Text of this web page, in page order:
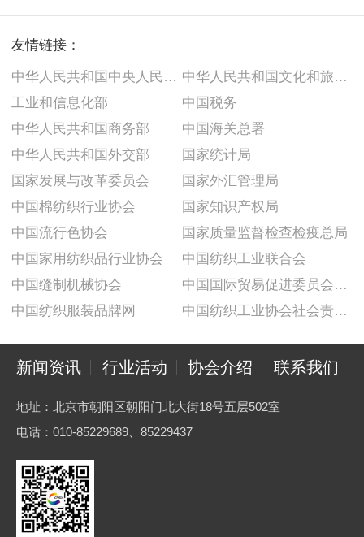
友情链接：
中华人民共和国中央人民政府
工业和信息化部
中华人民共和国商务部
中华人民共和国外交部
国家发展与改革委员会
中华人民共和国文化和旅游部
中国税务
中国海关总署
国家统计局
国家外汇管理局
中国棉纺织行业协会
中国流行色协会
中国家用纺织品行业协会
中国缝制机械协会
中国纺织服装品牌网
国家知识产权局
国家质量监督检查检疫总局
中国纺织工业联合会
中国国际贸易促进委员会纺织行业分会
中国纺织工业协会社会责任建设推广委员会
新闻资讯 行业活动 协会介绍 联系我们
地址：北京市朝阳区朝阳门北大街18号五层502室
电话：010-85229689、85229437